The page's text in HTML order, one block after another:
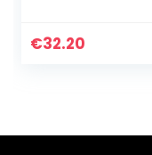
kettingzagen
€32.20